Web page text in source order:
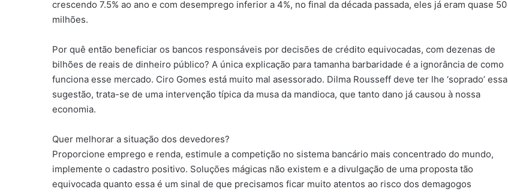
crescendo 7.5% ao ano e com desemprego inferior a 4%, no final da década passada, eles já eram quase 50
milhões.
Por quê então beneficiar os bancos responsáveis por decisões de crédito equivocadas, com dezenas de
bilhões de reais de dinheiro público? A única explicação para tamanha barbaridade é a ignorância de como
funciona esse mercado. Ciro Gomes está muito mal asessorado. Dilma Rousseff deve ter lhe ‘soprado’ essa
sugestão, trata-se de uma intervenção típica da musa da mandioca, que tanto dano já causou à nossa
economia.
Quer melhorar a situação dos devedores?
Proporcione emprego e renda, estimule a competição no sistema bancário mais concentrado do mundo,
implemente o cadastro positivo. Soluções mágicas não existem e a divulgação de uma proposta tão
equivocada quanto essa é um sinal de que precisamos ficar muito atentos ao risco dos demagogos